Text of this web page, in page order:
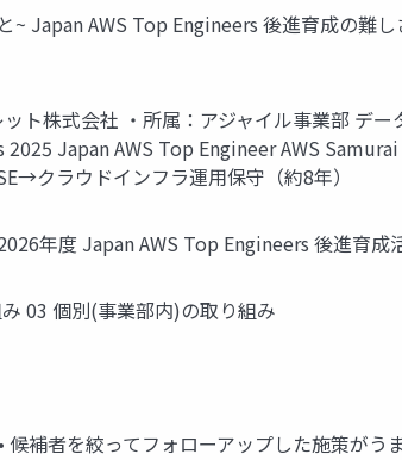
Japan AWS Top Engineers 後進育成の難
ト株式会社 ・所属：アジャイル事業部 デ
Japan AWS Top Engineer AWS
クラウドインフラ運用保守（約8年）
年度 Japan AWS Top Engineers 後進育成
03 個別(事業部内)の取り組み
補者を絞ってフォローアップした施策が